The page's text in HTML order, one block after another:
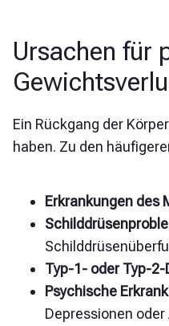
Ursachen für
Ein Rückgang der
haben. Zu den
Erkrankungen des
Typ-1- oder Typ-
Psychische
Depressionen